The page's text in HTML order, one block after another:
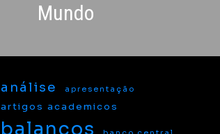
Mundo
análise apresentação
artigos academicos
balanços